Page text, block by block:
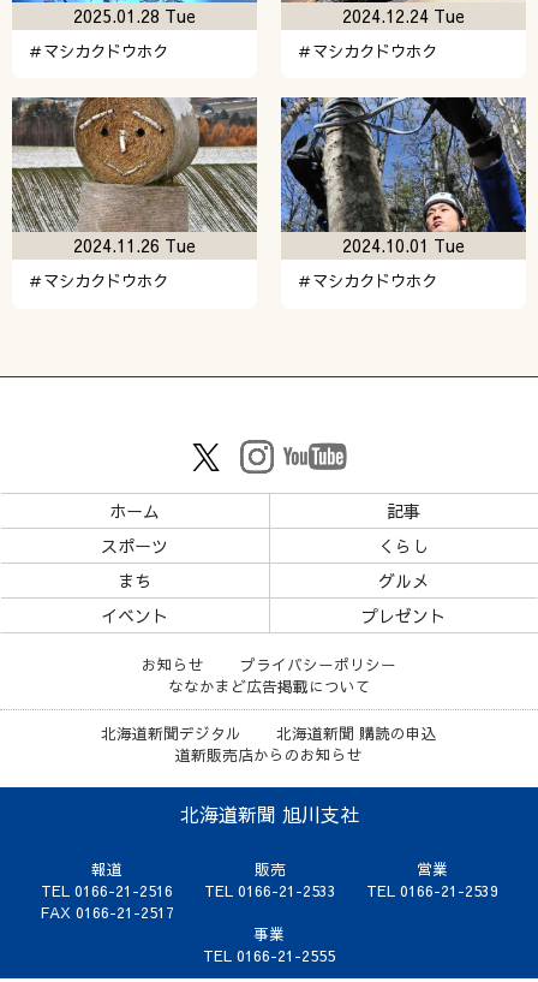
＃マシカクドウホク
2025.01.28 Tue
＃マシカクドウホク
2024.12.24 Tue
＃マシカクドウホク
2024.11.26 Tue
＃マシカクドウホク
2024.10.01 Tue
ホーム
記事
スポーツ
くらし
まち
グルメ
イベント
プレゼント
お知らせ
プライバシーポリシー
ななかまど広告掲載について
北海道新聞デジタル
北海道新聞 購読の申込
道新販売店からのお知らせ
北海道新聞 旭川支社
報道
TEL 0166-21-2516
FAX 0166-21-2517
販売
TEL 0166-21-2533
営業
TEL 0166-21-2539
事業
TEL 0166-21-2555